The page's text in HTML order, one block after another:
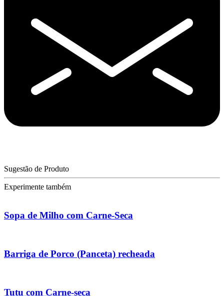
Sugestão de Produto
Experimente também
Sopa de Milho com Carne-Seca
Barriga de Porco (Panceta) recheada
Tutu com Carne-seca